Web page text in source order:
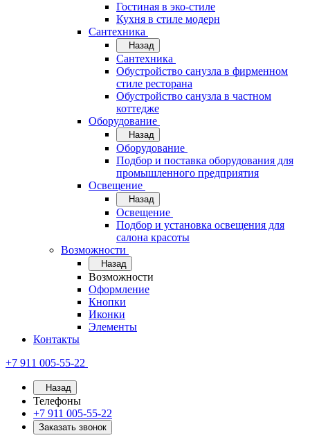
Гостиная в эко-стиле
Кухня в стиле модерн
Сантехника
Назад
Сантехника
Обустройство санузла в фирменном
стиле ресторана
Обустройство санузла в частном
коттедже
Оборудование
Назад
Оборудование
Подбор и поставка оборудования для
промышленного предприятия
Освещение
Назад
Освещение
Подбор и установка освещения для
салона красоты
Возможности
Назад
Возможности
Оформление
Кнопки
Иконки
Элементы
Контакты
+7 911 005-55-22
Назад
Телефоны
+7 911 005-55-22
Заказать звонок